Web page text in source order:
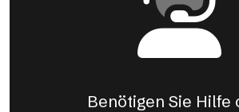
Benötigen Sie Hilfe